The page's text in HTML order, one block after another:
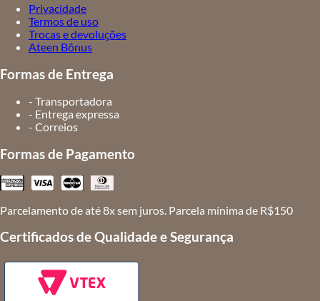
Privacidade
Termos de uso
Trocas e devoluções
Ateen Bônus
Formas de Entrega
- Transportadora
- Entrega expressa
- Correios
Formas de Pagamento
Parcelamento de até 8x sem juros. Parcela mínima de R$150
Certificados de Qualidade e Segurança